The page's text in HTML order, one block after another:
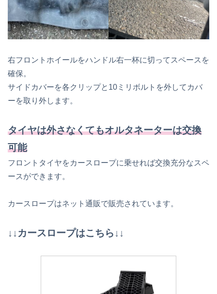
右フロントホイールをハンドル右一杯に切ってスペースを
確保。
サイドカバーを各クリップと10ミリボルトを外してカバ
ーを取り外します。
タイヤは外さなくてもオルタネーターは交換
可能
フロントタイヤをカースロープに乗せれば交換充分なスペ
ースができます。
カースロープはネット通販で販売されています。
↓↓カースロープはこちら↓↓